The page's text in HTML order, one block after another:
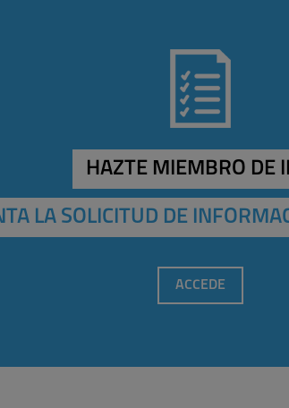
HAZTE MIEMBRO DE
LA SOLICITUD DE
ACCEDE